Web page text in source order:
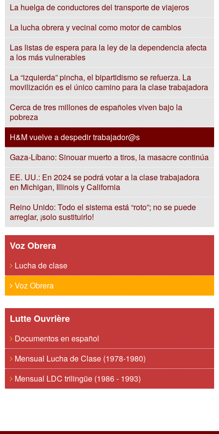
La huelga de conductores del transporte de viajeros
La lucha obrera y vecinal como motor de cambios
Las listas de espera para la ley de la dependencia afecta
a los más vulnerables
La “izquierda” pincha, el bipartidismo se refuerza. La
movilización es el único camino para la clase trabajadora
Cerca de tres millones de españoles viven bajo la
pobreza
H&M vuelve a despedir trabajador@s
Gaza-Líbano: Sinouar muerto a tiros, la masacre continúa
EE. UU.: En 2024 se podrá votar a la clase trabajadora
en Michigan, Illinois y California
Reino Unido: Todo el sistema está “roto”; no se puede
arreglar, ¡solo sustituirlo!
Voz Obrera
Lucha de clase
Voz Obrera
Lutte Ouvrière
Documentos en español
Mensual Lucha de Clase (1978-1980)
Mensual LDC trilingüe (1986 - 1993)